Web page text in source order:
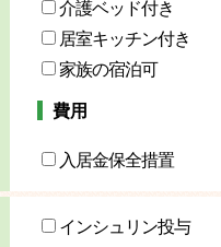
介護ベッド付き
居室キッチン付き
家族の宿泊可
費用
入居金保全措置
インシュリン投与